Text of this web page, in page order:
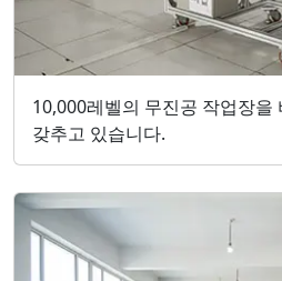
10,000레벨의 무진공 작업장을
갖추고 있습니다.